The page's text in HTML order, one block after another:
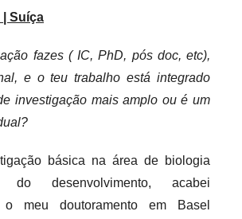
| Suíça
fazes ( IC, PhD, pós doc, etc),
e o teu trabalho está integrado
investigação mais amplo ou é um
básica na área de biologia
desenvolvimento, acabei
o meu doutoramento em Basel